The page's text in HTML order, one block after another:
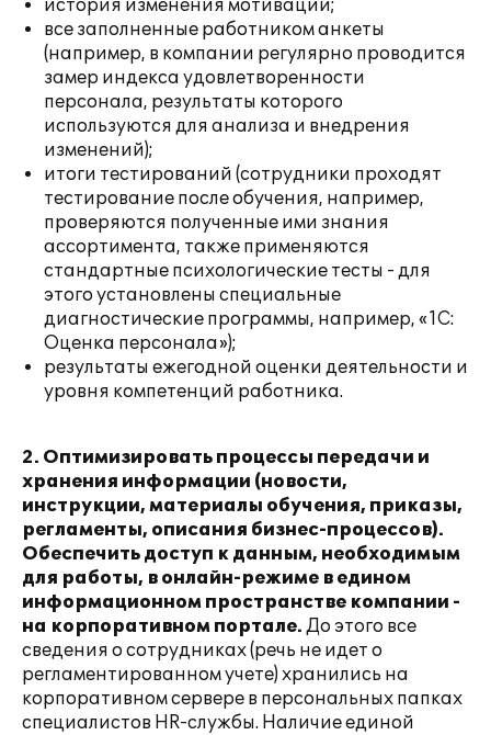
история изменения мотивации;
все заполненные работником анкеты
(например, в компании регулярно проводится
замер индекса удовлетворенности
персонала, результаты которого
используются для анализа и внедрения
изменений);
итоги тестирований (сотрудники проходят
тестирование после обучения, например,
проверяются полученные ими знания
ассортимента, также применяются
стандартные психологические тесты - для
этого установлены специальные
диагностические программы, например, «1С:
Оценка персонала»);
результаты ежегодной оценки деятельности и
уровня компетенций работника.
2. Оптимизировать процессы передачи и
хранения информации (новости,
инструкции, материалы обучения, приказы,
регламенты, описания бизнес-процессов).
Обеспечить доступ к данным, необходимым
для работы, в онлайн-режиме в едином
информационном пространстве компании -
на корпоративном портале. До этого все
сведения о сотрудниках (речь не идет о
регламентированном учете) хранились на
корпоративном сервере в персональных папках
специалистов HR-службы. Наличие единой